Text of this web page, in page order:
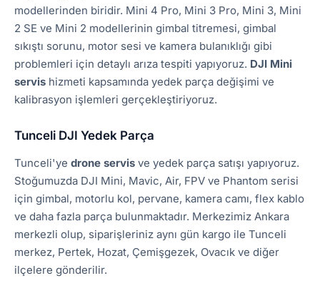
modellerinden biridir. Mini 4 Pro, Mini 3 Pro, Mini 3, Mini
2 SE ve Mini 2 modellerinin gimbal titremesi, gimbal
sıkıştı sorunu, motor sesi ve kamera bulanıklığı gibi
problemleri için detaylı arıza tespiti yapıyoruz. DJI Mini
servis hizmeti kapsamında yedek parça değişimi ve
kalibrasyon işlemleri gerçekleştiriyoruz.
Tunceli DJI Yedek Parça
Tunceli'ye drone servis ve yedek parça satışı yapıyoruz.
Stoğumuzda DJI Mini, Mavic, Air, FPV ve Phantom serisi
için gimbal, motorlu kol, pervane, kamera camı, flex kablo
ve daha fazla parça bulunmaktadır. Merkezimiz Ankara
merkezli olup, siparişleriniz aynı gün kargo ile Tunceli
merkez, Pertek, Hozat, Çemişgezek, Ovacık ve diğer
ilçelere gönderilir.